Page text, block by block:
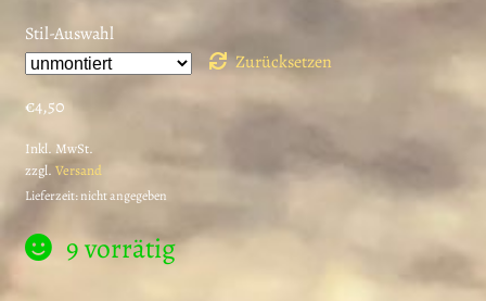
Stil-Auswahl
Zurücksetzen
€4,50
Inkl. MwSt.
zzgl. Versand
Lieferzeit: nicht angegeben
9 vorrätig